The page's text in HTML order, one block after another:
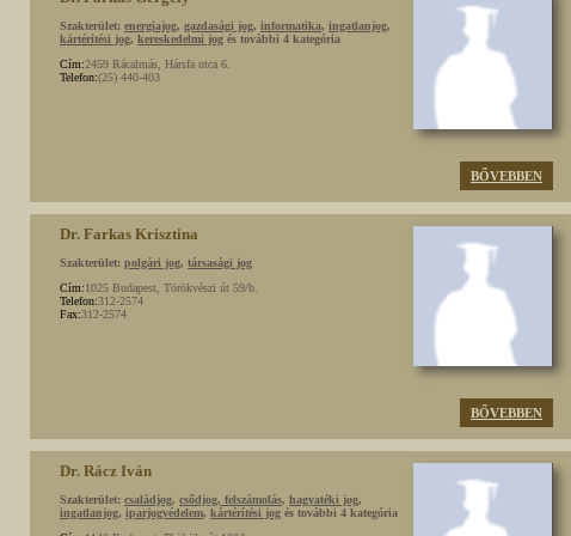
Szakterület: energiajog, gazdasági jog, informatika, ingatlanjog,
kártérítési jog, kereskedelmi jog és további 4 kategória
Cím:2459 Rácalmás, Hársfa utca 6.
Telefon:(25) 440-403
BŐVEBBEN
Dr. Farkas Krisztina
Szakterület: polgári jog, társasági jog
Cím:1025 Budapest, Törökvészi út 59/b.
Telefon:312-2574
Fax:312-2574
BŐVEBBEN
Dr. Rácz Iván
Szakterület: családjog, csődjog, felszámolás, hagyatéki jog,
ingatlanjog, iparjogvédelem, kártérítési jog és további 4 kategória